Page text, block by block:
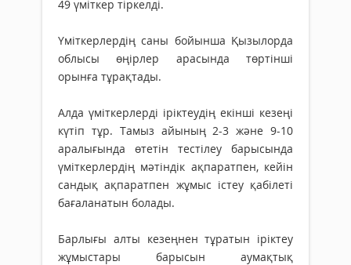
49 үміткер тіркелді.
Үміткерлердің саны бойынша Қызылорда
облысы өңірлер арасында төртінші
орынға тұрақтады.
Алда үміткерлерді іріктеудің екінші кезеңі
күтіп тұр. Тамыз айының 2-3 және 9-10
аралығында өтетін тестілеу барысында
үміткерлердің мәтіндік ақпаратпен, кейін
сандық ақпаратпен жұмыс істеу қабілеті
бағаланатын болады.
Барлығы алты кезеңнен тұратын іріктеу
жұмыстары барысын аумақтық